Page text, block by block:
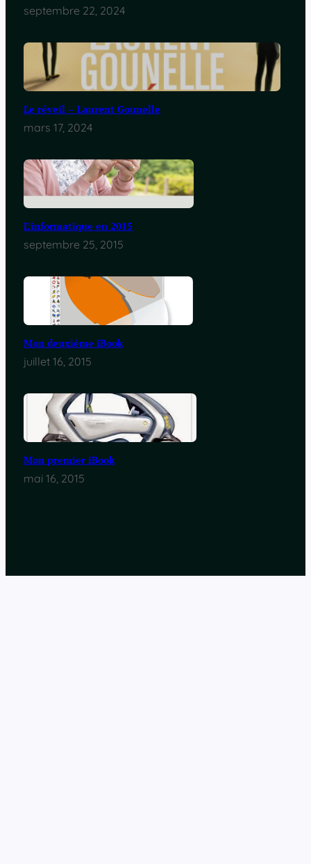
septembre 22, 2024
Le réveil – Laurent Gounelle
mars 17, 2024
L’informatique en 2015
septembre 25, 2015
Mon deuxième iBook
juillet 16, 2015
Mon premier iBook
mai 16, 2015